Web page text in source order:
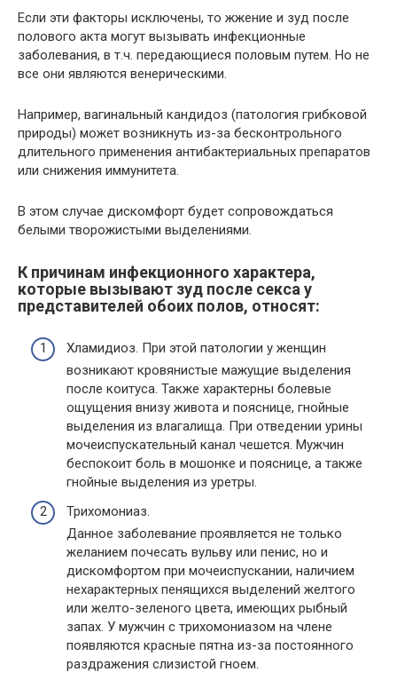
Если эти факторы исключены, то жжение и зуд после
полового акта могут вызывать инфекционные
заболевания, в т.ч. передающиеся половым путем. Но не
все они являются венерическими.
Например, вагинальный кандидоз (патология грибковой
природы) может возникнуть из-за бесконтрольного
длительного применения антибактериальных препаратов
или снижения иммунитета.
В этом случае дискомфорт будет сопровождаться
белыми творожистыми выделениями.
К причинам инфекционного характера,
которые вызывают зуд после секса у
представителей обоих полов, относят:
Хламидиоз. При этой патологии у женщин
возникают кровянистые мажущие выделения
после коитуса. Также характерны болевые
ощущения внизу живота и пояснице, гнойные
выделения из влагалища. При отведении урины
мочеиспускательный канал чешется. Мужчин
беспокоит боль в мошонке и пояснице, а также
гнойные выделения из уретры.
Трихомониаз.
Данное заболевание проявляется не только
желанием почесать вульву или пенис, но и
дискомфортом при мочеиспускании, наличием
нехарактерных пенящихся выделений желтого
или желто-зеленого цвета, имеющих рыбный
запах. У мужчин с трихомониазом на члене
появляются красные пятна из-за постоянного
раздражения слизистой гноем.